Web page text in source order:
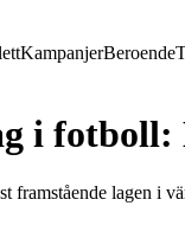
KampanjerBeroende
i
framstående lagen i